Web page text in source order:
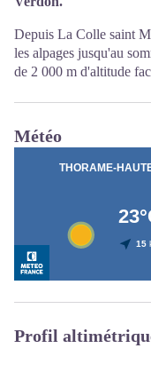
Depuis La Colle saint
les alpages jusqu'au
de 2 000 m d'altitude
Météo
Profil